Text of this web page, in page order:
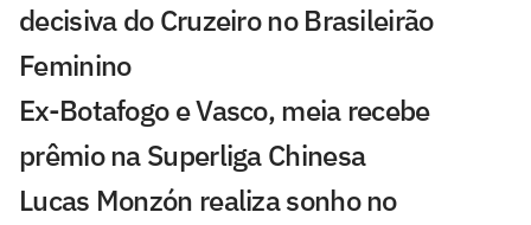
decisiva do Cruzeiro no Brasileirão
Feminino
Ex-Botafogo e Vasco, meia recebe
prêmio na Superliga Chinesa
Lucas Monzón realiza sonho no